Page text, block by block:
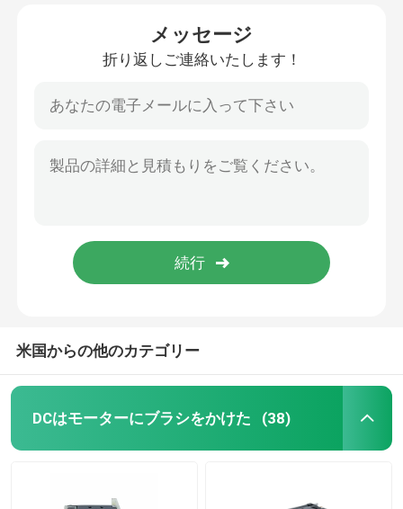
メッセージ
折り返しご連絡いたします！
米国からの他のカテゴリー
DCはモーターにブラシをかけた (38)